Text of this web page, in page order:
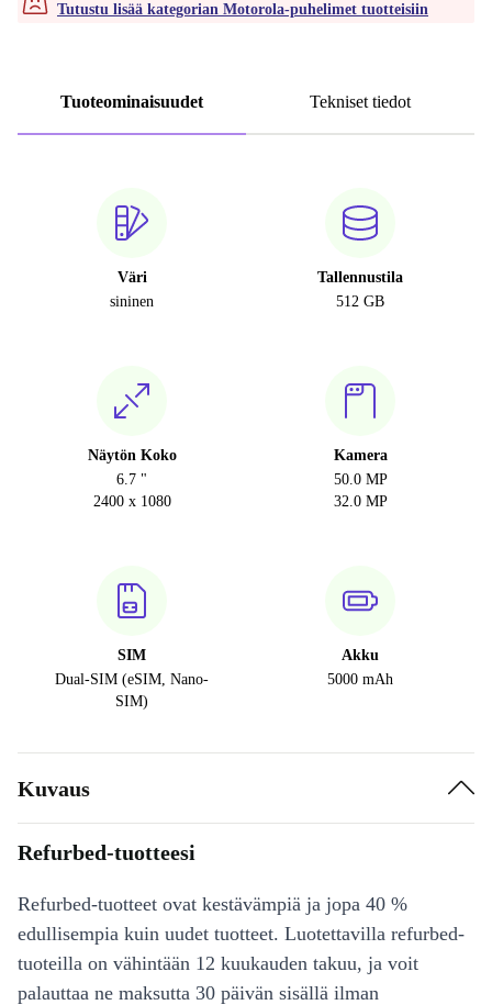
Tutustu lisää kategorian Motorola-puhelimet tuotteisiin
Tuoteominaisuudet Tekniset tiedot
Väri
sininen
Tallennustila
512 GB
Näytön Koko
6.7 "
2400 x 1080
Kamera
50.0 MP
32.0 MP
SIM
Dual-SIM (eSIM, Nano-
SIM)
Akku
5000 mAh
Kuvaus
Refurbed-tuotteesi
Refurbed-tuotteet ovat kestävämpiä ja jopa 40 %
edullisempia kuin uudet tuotteet. Luotettavilla refurbed-
tuoteilla on vähintään 12 kuukauden takuu, ja voit
palauttaa ne maksutta 30 päivän sisällä ilman